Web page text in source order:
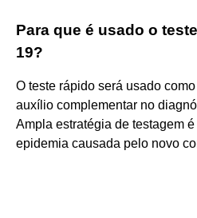
Para que é usado o
19?
O teste rápido será usado
auxílio complementar no
Ampla estratégia de testagem
epidemia causada pelo novo